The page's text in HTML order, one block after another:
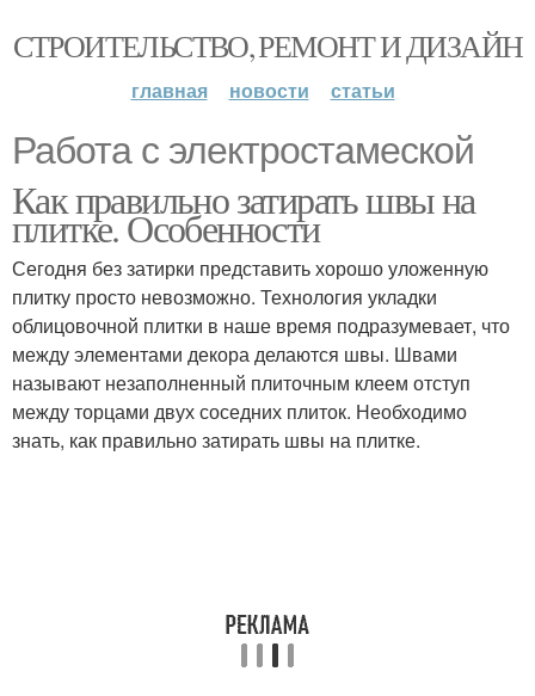
СТРОИТЕЛЬСТВО, РЕМОНТ И ДИЗАЙН
главная новости статьи
Работа с электростамеской
Как правильно затирать швы на
плитке. Особенности
Сегодня без затирки представить хорошо уложенную
плитку просто невозможно. Технология укладки
облицовочной плитки в наше время подразумевает, что
между элементами декора делаются швы. Швами
называют незаполненный плиточным клеем отступ
между торцами двух соседних плиток. Необходимо
знать, как правильно затирать швы на плитке.